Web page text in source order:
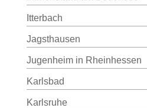
Itterbach
Jagsthausen
Jugenheim in Rheinhessen
Karlsbad
Karlsruhe